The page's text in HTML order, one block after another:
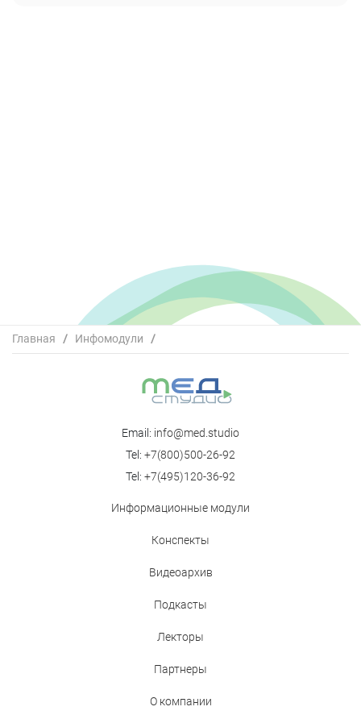
Главная / Инфомодули
/
Научно-практическая онлайн-конференция «Падающий
Email: info@med.studio
Tel: +7(800)500-26-92
Tel: +7(495)120-36-92
Информационные модули
Конспекты
Видеоархив
Подкасты
Лекторы
Партнеры
О компании